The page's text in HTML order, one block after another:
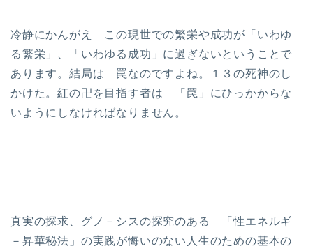
冷静にかんがえ この現世での繁栄や成功が「いわゆ
る繁栄」、「いわゆる成功」に過ぎないということで
あります。結局は 罠なのですよね。１３の死神のし
かけた。紅の卍を目指す者は 「罠」にひっかからな
いようにしなければなりません。
真実の探求、グノ－シスの探究のある 「性エネルギ
－昇華秘法」の実践が悔いのない人生のための基本の